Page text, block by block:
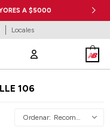
A $5000
Locales
106
Recomendados